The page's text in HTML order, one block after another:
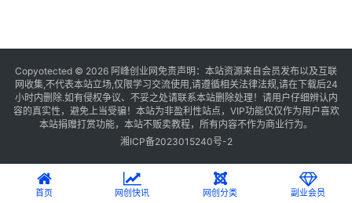
Copyotected © 2026 阿峰创业网 免责声明：本站资源来自会员发布以及互联
网收集,不代表本站立场,仅限学习交流使用,请遵循相关法律法规,请在下载后24
小时内删除.如有侵权争议、不妥之处请联系本站删除处理！请用户仔细辨认内
容的真实性，避免上当受骗！本站为非盈利性站点，VIP功能仅仅作为用户喜欢
本站捐赠打赏功能，本站不贩卖教程，所有内容不作为商业行为。
湘ICP备2023015240号-2
首页 网创快讯 网创分类 副业会员